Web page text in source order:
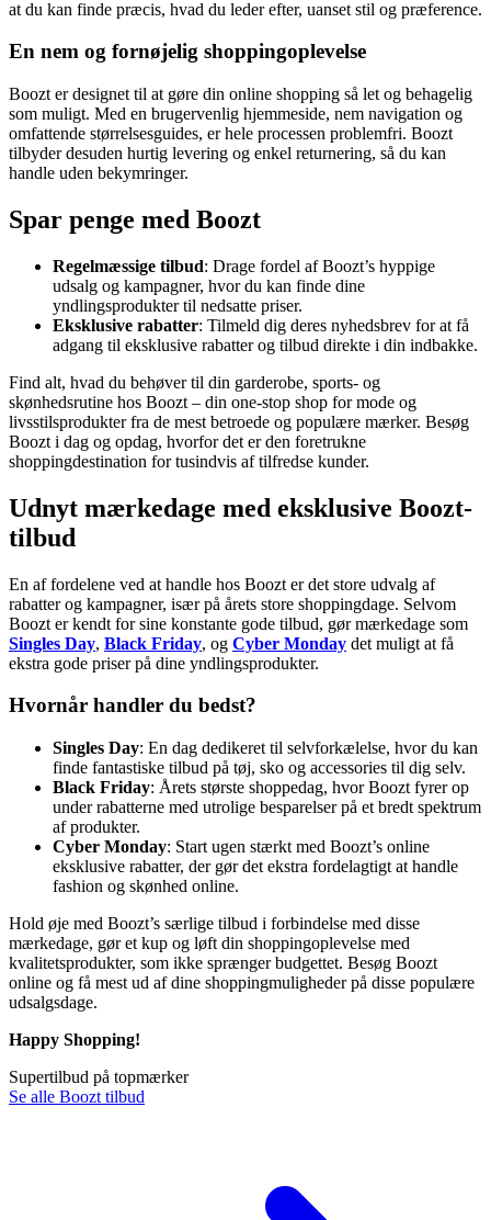
at du kan finde præcis, hvad du leder efter, uanset stil og præference.
En nem og fornøjelig shoppingoplevelse
Boozt er designet til at gøre din online shopping så let og behagelig
som muligt. Med en brugervenlig hjemmeside, nem navigation og
omfattende størrelsesguides, er hele processen problemfri. Boozt
tilbyder desuden hurtig levering og enkel returnering, så du kan
handle uden bekymringer.
Spar penge med Boozt
Regelmæssige tilbud: Drage fordel af Boozt’s hyppige
udsalg og kampagner, hvor du kan finde dine
yndlingsprodukter til nedsatte priser.
Eksklusive rabatter: Tilmeld dig deres nyhedsbrev for at få
adgang til eksklusive rabatter og tilbud direkte i din indbakke.
Find alt, hvad du behøver til din garderobe, sports- og
skønhedsrutine hos Boozt – din one-stop shop for mode og
livsstilsprodukter fra de mest betroede og populære mærker. Besøg
Boozt i dag og opdag, hvorfor det er den foretrukne
shoppingdestination for tusindvis af tilfredse kunder.
Udnyt mærkedage med eksklusive Boozt-
tilbud
En af fordelene ved at handle hos Boozt er det store udvalg af
rabatter og kampagner, især på årets store shoppingdage. Selvom
Boozt er kendt for sine konstante gode tilbud, gør mærkedage som
Singles Day, Black Friday, og Cyber Monday det muligt at få
ekstra gode priser på dine yndlingsprodukter.
Hvornår handler du bedst?
Singles Day: En dag dedikeret til selvforkælelse, hvor du kan
finde fantastiske tilbud på tøj, sko og accessories til dig selv.
Black Friday: Årets største shoppedag, hvor Boozt fyrer op
under rabatterne med utrolige besparelser på et bredt spektrum
af produkter.
Cyber Monday: Start ugen stærkt med Boozt’s online
eksklusive rabatter, der gør det ekstra fordelagtigt at handle
fashion og skønhed online.
Hold øje med Boozt’s særlige tilbud i forbindelse med disse
mærkedage, gør et kup og løft din shoppingoplevelse med
kvalitetsprodukter, som ikke sprænger budgettet. Besøg Boozt
online og få mest ud af dine shoppingmuligheder på disse populære
udsalgsdage.
Happy Shopping!
Supertilbud på topmærker
Se alle Boozt tilbud